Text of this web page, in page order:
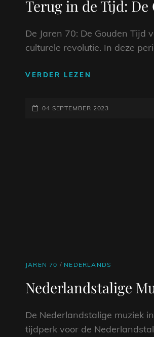
Terug in de Tijd: De
De Jaren 70: De Gouden
culturele revolutie. In deze
VERDER LEZEN
TIJD:
GEPLAATST
04 SEPTEMBER 2023
CAT
JAREN 70 / NEDERLANDS
Nederlandstalige
De Nederlandstalige muziek
tijdperk voor de